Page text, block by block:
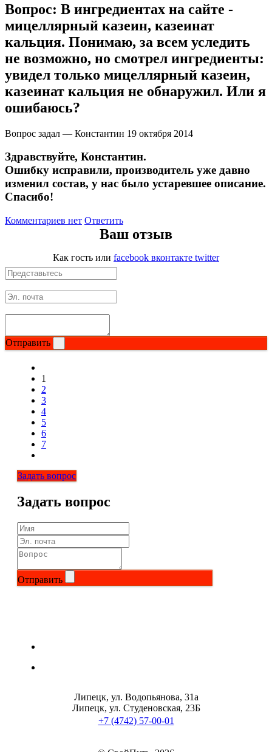
Вопрос: В ингредиентах на сайте -
мицеллярный казеин, казеинат
кальция. Понимаю, за всем уследить
не возможно, но смотрел ингредиенты:
увидел только мицеллярный казеин,
казеинат кальция не обнаружил. Или я
ошибаюсь?
Вопрос задал — Константин 19 октября 2014
Здравствуйте, Константин.
Ошибку исправили, производитель уже давно
изменил состав, у нас было устаревшее описание.
Спасибо!
Комментариев нет Ответить
Ваш отзыв
Как гость или facebook вконтакте twitter
Отправить
1
2
3
4
5
6
7
Задать вопрос
Задать вопрос
Отправить
Липецк, ул. Водопьянова, 31а
Липецк, ул. Студеновская, 23Б
+7 (4742) 57-00-01